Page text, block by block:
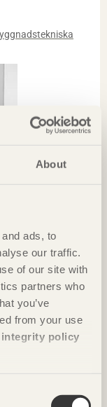
About
ads, to
our traffic.
of our site with
partners who
you’ve
from your use
integrity policy